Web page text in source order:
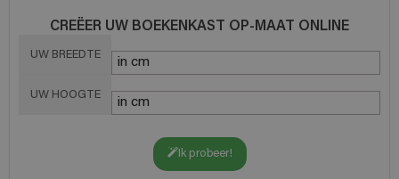
CREËER UW BOEKENKAST OP-MAAT ONLINE
UW BREEDTE
UW HOOGTE
Ik probeer!